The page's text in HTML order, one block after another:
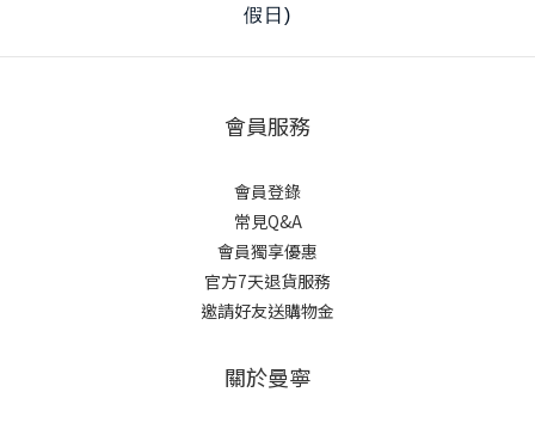
假日)
會員服務
會員登錄
常見Q&A
會員獨享優惠
官方7天退貨服務
邀請好友送購物金
關於曼寧